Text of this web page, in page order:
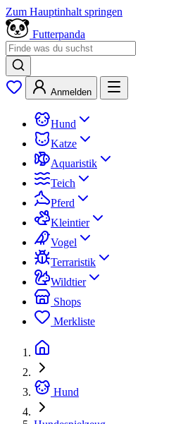
Zum Hauptinhalt springen
Futterpanda
Anmelden
Hund
Katze
Aquaristik
Teich
Pferd
Kleintier
Vogel
Terraristik
Wildtier
Shops
Merkliste
Hund